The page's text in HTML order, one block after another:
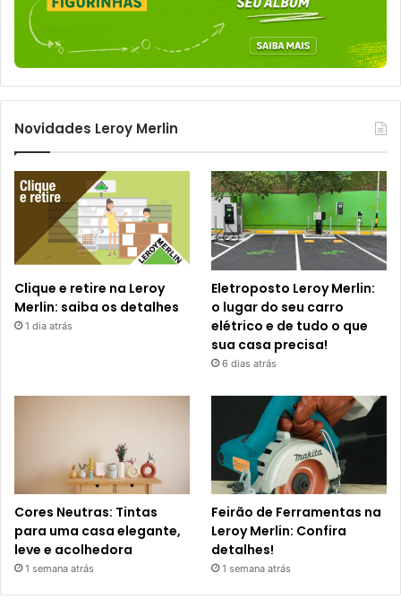
Novidades Leroy Merlin
Clique e retire na Leroy
Merlin: saiba os detalhes
1 dia atrás
Eletroposto Leroy Merlin:
o lugar do seu carro
elétrico e de tudo o que
sua casa precisa!
6 dias atrás
Cores Neutras: Tintas
para uma casa elegante,
leve e acolhedora
1 semana atrás
Feirão de Ferramentas na
Leroy Merlin: Confira
detalhes!
1 semana atrás